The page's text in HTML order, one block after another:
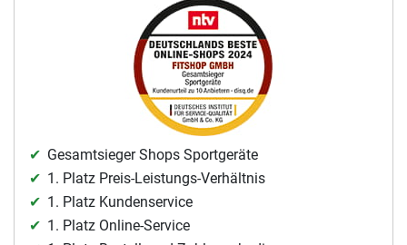
Gesamtsieger Shops Sportgeräte
1. Platz Preis-Leistungs-Verhältnis
1. Platz Kundenservice
1. Platz Online-Service